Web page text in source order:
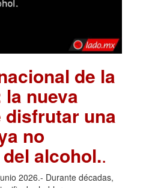
de la
nueva
disfrutar una
no
alcohol..
2026.- Durante décadas,